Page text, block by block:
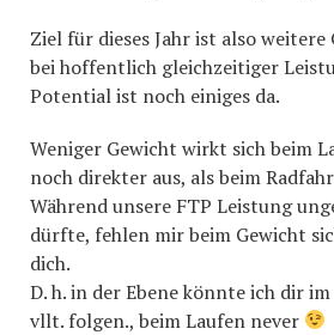
Ziel für dieses Jahr ist also
bei hoffentlich gleichzeitiger
Potential ist noch einiges da.
Weniger Gewicht wirkt sich beim
noch direkter aus, als beim
Während unsere FTP Leistung
dürfte, fehlen mir beim Gewicht
dich.
D. h. in der Ebene könnte ich dir
vllt. folgen., beim Laufen never